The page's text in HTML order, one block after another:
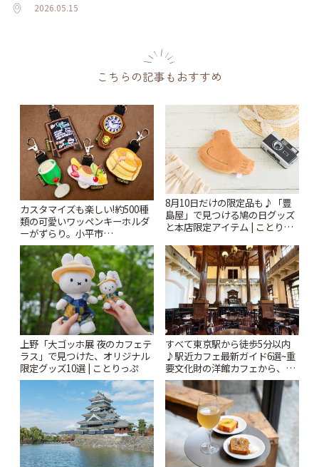
2026.05.15
こちらの記事もおすすめ
カスタマイズも楽しい!約500種
類の可愛いワッペンキーホルダ
ーがずらり。小平市
「Kimamaya T&K」 | ことりっ
ぷ
8月10日だけの限定品も♪「豊
島屋」で見つける鳩の日グッズ
と本店限定アイテム | ことりっ
上野「大ゴッホ展 夜のカフェテ
ラス」で見つけた、オリジナル
限定グッズ10選 | ことりっぷ
すべて東京駅から徒歩5分以内
♪駅近カフェ最新ガイド6選~重
要文化財の洋館カフェから、改
札すぐのレトロ喫茶まで~ | こと
りっぷ